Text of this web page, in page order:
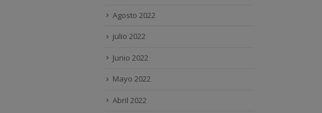
Agosto 2022
julio 2022
Junio 2022
Mayo 2022
Abril 2022